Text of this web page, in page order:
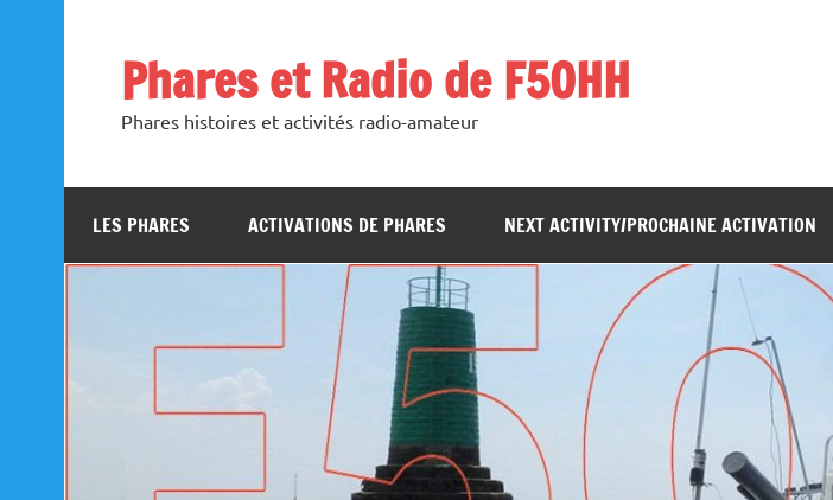
Phares et Radio de F5OHH
Phares histoires et activités radio-amateur
LES PHARES ACTIVATIONS DE PHARES NEXT ACTIVITY/PROCHAINE ACTIVATION